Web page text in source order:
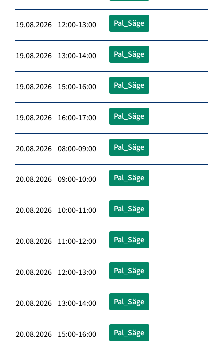
19.08.2026 12:00-13:00 Pal_Säge
19.08.2026 13:00-14:00 Pal_Säge
19.08.2026 15:00-16:00 Pal_Säge
19.08.2026 16:00-17:00 Pal_Säge
20.08.2026 08:00-09:00 Pal_Säge
20.08.2026 09:00-10:00 Pal_Säge
20.08.2026 10:00-11:00 Pal_Säge
20.08.2026 11:00-12:00 Pal_Säge
20.08.2026 12:00-13:00 Pal_Säge
20.08.2026 13:00-14:00 Pal_Säge
20.08.2026 15:00-16:00 Pal_Säge